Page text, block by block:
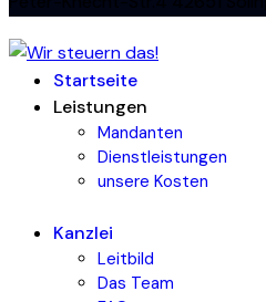
Startseite
Leistungen
Mandanten
Dienstleistungen
unsere Kosten
Kanzlei
Leitbild
Das Team